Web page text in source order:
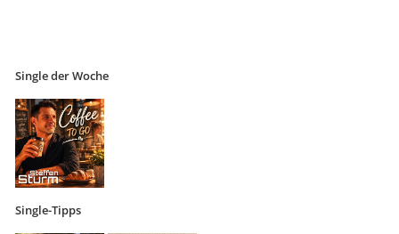
Single der Woche
Single-Tipps